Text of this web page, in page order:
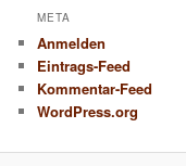
META
Anmelden
Eintrags-Feed
Kommentar-Feed
WordPress.org